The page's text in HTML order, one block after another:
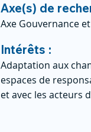
Axe(s) de
Axe Gouvernance
Intérêts :
Adaptation aux
espaces de
et avec les acteurs